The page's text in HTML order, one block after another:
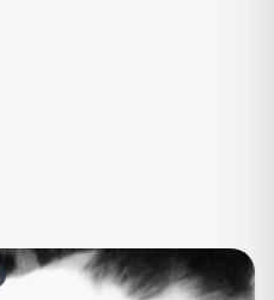
Namoro Negócios & Empreendedorismo